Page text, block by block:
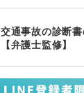
交通事故の診断
【弁護士監修】